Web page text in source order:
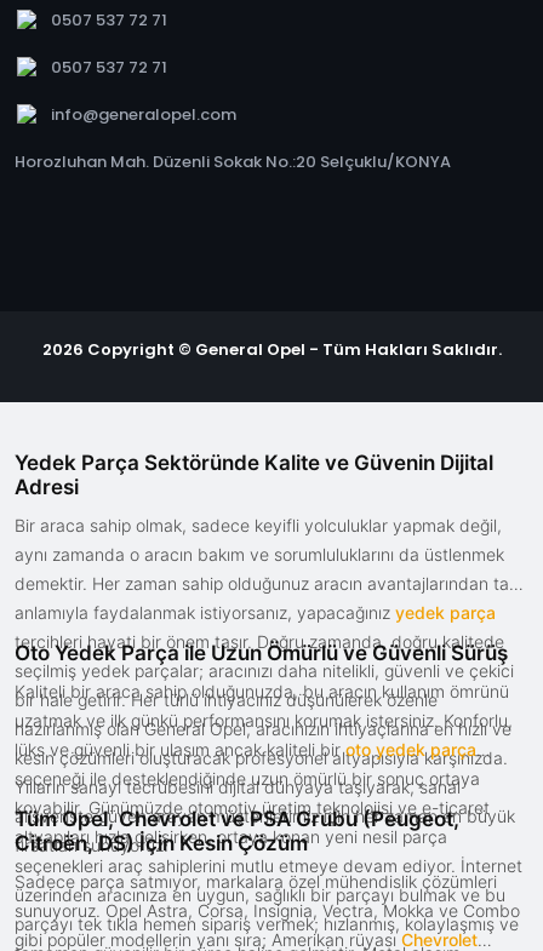
0507 537 72 71
0507 537 72 71
info@generalopel.com
Horozluhan Mah. Düzenli Sokak No.:20 Selçuklu/KONYA
2026 Copyright © General Opel - Tüm Hakları Saklıdır.
Yedek Parça Sektöründe Kalite ve Güvenin Dijital
Adresi
Bir araca sahip olmak, sadece keyifli yolculuklar yapmak değil,
aynı zamanda o aracın bakım ve sorumluluklarını da üstlenmek
demektir. Her zaman sahip olduğunuz aracın avantajlarından tam
anlamıyla faydalanmak istiyorsanız, yapacağınız yedek parça
tercihleri hayati bir önem taşır. Doğru zamanda, doğru kalitede
seçilmiş yedek parçalar; aracınızı daha nitelikli, güvenli ve çekici
bir hale getirir. Her türlü ihtiyacınız düşünülerek özenle
hazırlanmış olan General Opel, aracınızın ihtiyaçlarına en hızlı ve
kesin çözümleri oluşturacak profesyonel altyapısıyla karşınızda.
Yılların sanayi tecrübesini dijital dünyaya taşıyarak, sanal
alışverişte güven arayan müşterilerimiz için her zaman en büyük
fırsatları sunuyoruz.
Oto Yedek Parça ile Uzun Ömürlü ve Güvenli Sürüş
Kaliteli bir araca sahip olduğunuzda, bu aracın kullanım ömrünü
uzatmak ve ilk günkü performansını korumak istersiniz. Konforlu,
lüks ve güvenli bir ulaşım ancak kaliteli biroto yedek parça
seçeneği ile desteklendiğinde uzun ömürlü bir sonuç ortaya
koyabilir. Günümüzde otomotiv üretim teknolojisi ve e-ticaret
altyapıları hızla gelişirken, ortaya konan yeni nesil parça
seçenekleri araç sahiplerini mutlu etmeye devam ediyor. İnternet
üzerinden aracınıza en uygun, sağlıklı bir parçayı bulmak ve bu
parçayı tek tıkla hemen sipariş vermek; hızlanmış, kolaylaşmış ve
Tüm Opel, Chevrolet ve PSA Grubu (Peugeot,
Citroën, DS) İçin Kesin Çözüm
Sadece parça satmıyor, markalara özel mühendislik çözümleri
sunuyoruz. Opel Astra, Corsa, Insignia, Vectra, Mokka ve Combo
gibi popüler modellerin yanı sıra; Amerikan rüyasıChevrolet